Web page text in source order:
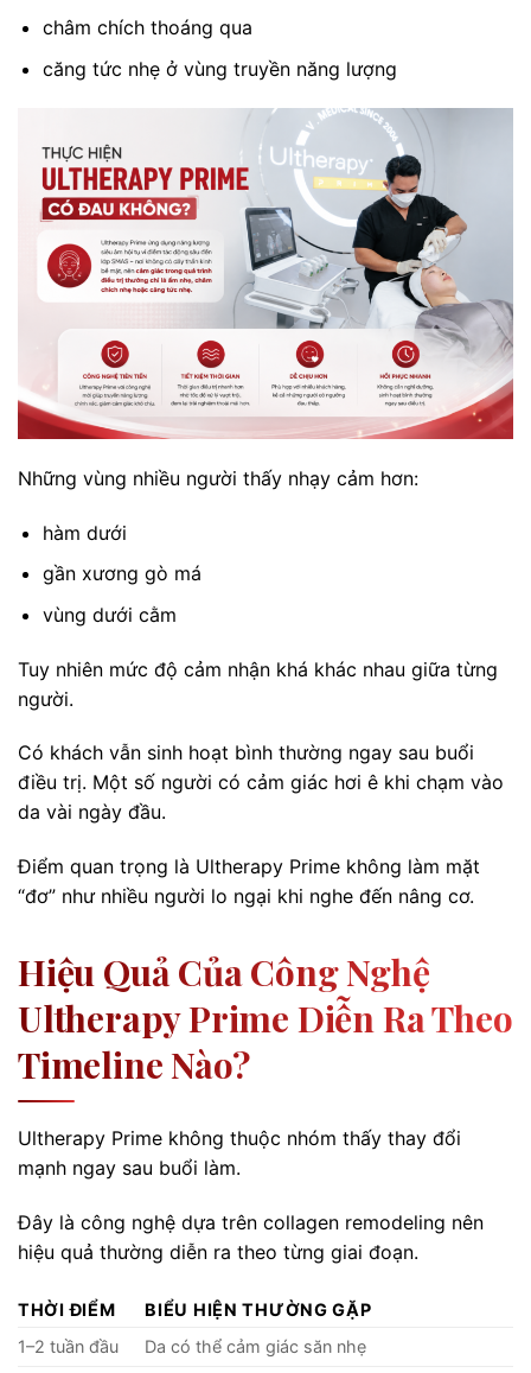
châm chích thoáng qua
căng tức nhẹ ở vùng truyền năng lượng
Những vùng nhiều người thấy nhạy cảm hơn:
hàm dưới
gần xương gò má
vùng dưới cằm
Tuy nhiên mức độ cảm nhận khá khác nhau giữa từng
người.
Có khách vẫn sinh hoạt bình thường ngay sau buổi
điều trị. Một số người có cảm giác hơi ê khi chạm vào
da vài ngày đầu.
Điểm quan trọng là Ultherapy Prime không làm mặt
“đơ” như nhiều người lo ngại khi nghe đến nâng cơ.
Hiệu Quả Của Công Nghệ
Ultherapy Prime Diễn Ra Theo
Timeline Nào?
Ultherapy Prime không thuộc nhóm thấy thay đổi
mạnh ngay sau buổi làm.
Đây là công nghệ dựa trên collagen remodeling nên
hiệu quả thường diễn ra theo từng giai đoạn.
THỜI ĐIỂM
BIỂU HIỆN THƯỜNG GẶP
1–2 tuần đầu
Da có thể cảm giác săn nhẹ